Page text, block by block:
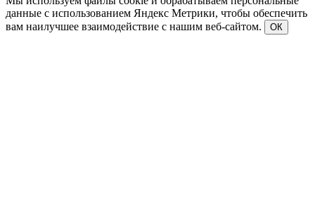
данные с использованием Яндекс Метрики, чтобы обеспечить
вам наилучшее взаимодействие с нашим веб-сайтом.
ОК